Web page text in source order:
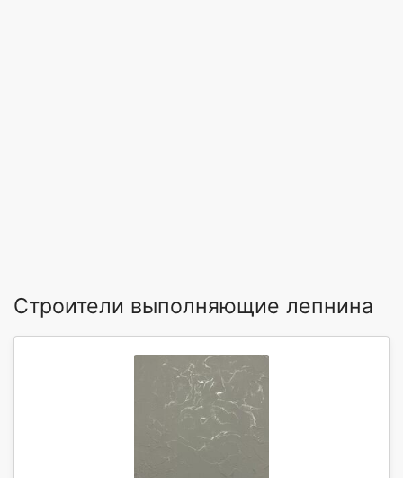
Строители выполняющие лепнина